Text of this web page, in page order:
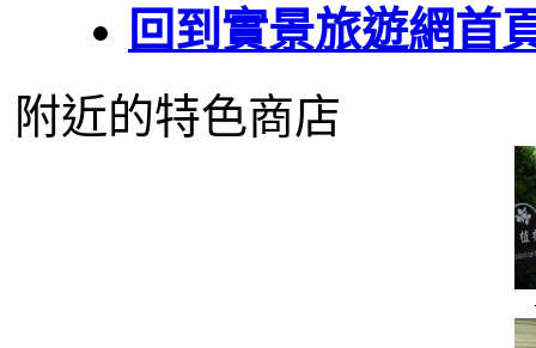
回到實景旅遊網首
附近的特色商店